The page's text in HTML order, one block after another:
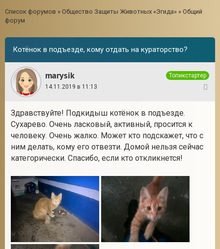
Список форумов » Общество Защиты Животных «Эгида» » Общий
форум
Котёнок в подъезде, кому отдать на кураторство?
marysik
Топикстартер
14.11.2019 в 11:13
Здравствуйте! Подкидыш котёнок в подъезде.
Сухарево. Очень ласковый, активный, просится к
человеку. Очень жалко. Может кто подскажет, что с
ним делать, кому его отвезти. Домой нельзя сейчас
категорически. Спасибо, если кто откликнется!